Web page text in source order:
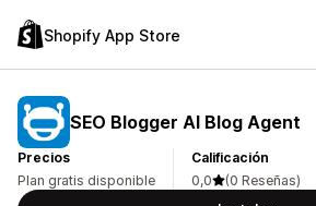
Shopify App Store
SEO Blogger AI Blog Agent
Precios
Plan gratis disponible
Calificación
0,0
(0 Reseñas)